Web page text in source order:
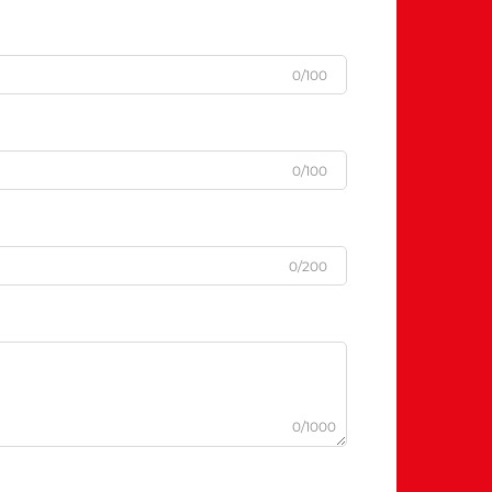
0/100
0/100
0/200
0/1000